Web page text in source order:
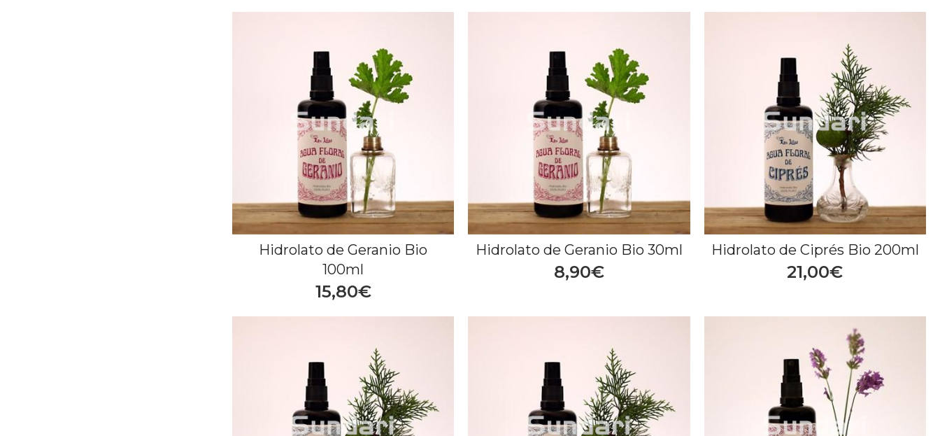
Hidrolato de Geranio Bio
100ml
15,80€
Hidrolato de Geranio Bio 30ml
8,90€
Hidrolato de Ciprés Bio 200ml
21,00€